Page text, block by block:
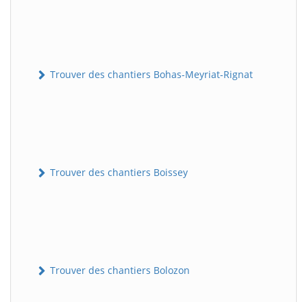
Trouver des chantiers Bohas-Meyriat-Rignat
Trouver des chantiers Boissey
Trouver des chantiers Bolozon